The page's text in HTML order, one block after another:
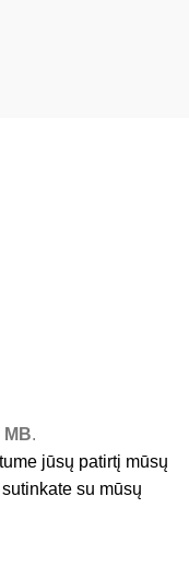
MB.
jūsų patirtį mūsų
su mūsų